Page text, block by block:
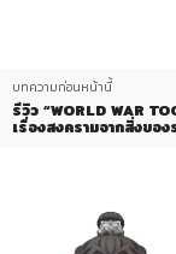
บทความก่อนหน้านี้
รีวิว “WORLD WAR
เรื่องสงครามจากสิ่งขอ